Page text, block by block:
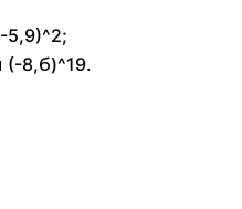
5,9)^2;
(-8,б)^19.